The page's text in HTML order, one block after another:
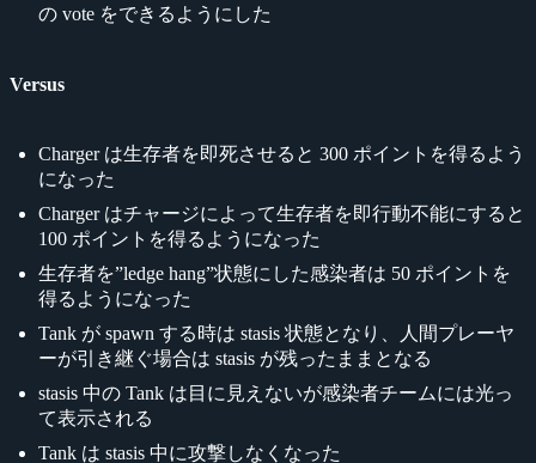
の vote をできるようにした
Versus
Charger は生存者を即死させると 300 ポイントを得るよう
になった
Charger はチャージによって生存者を即行動不能にすると
100 ポイントを得るようになった
生存者を”ledge hang”状態にした感染者は 50 ポイントを
得るようになった
Tank が spawn する時は stasis 状態となり、人間プレーヤ
ーが引き継ぐ場合は stasis が残ったままとなる
stasis 中の Tank は目に見えないが感染者チームには光っ
て表示される
Tank は stasis 中に攻撃しなくなった